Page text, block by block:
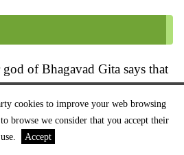
of Bhagavad Gita says that
else.
cookies to improve your web browsing
browse we consider that you accept their
use.
Accept